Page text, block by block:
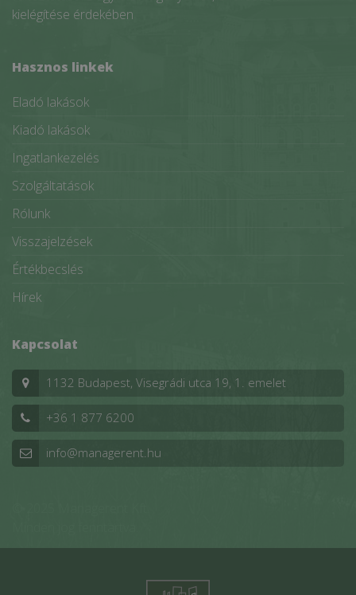
kielégítése érdekében
Hasznos linkek
Eladó lakások
Kiadó lakások
Ingatlankezelés
Szolgáltatások
Rólunk
Visszajelzések
Értékbecslés
Hírek
Kapcsolat
1132 Budapest, Visegrádi utca 19, 1. emelet
+36 1 877 6200
info@managerent.hu